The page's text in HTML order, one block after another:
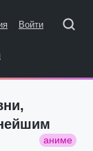
Войти
аниме